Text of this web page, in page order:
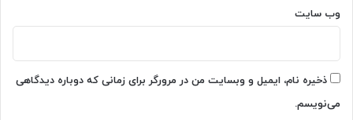
ه
ا
گ
و
ل
وب‌ سایت
ذخیره نام، ایمیل و وبسایت من در مرورگر برای زمانی که دوباره دیدگاهی
می‌نویسم.